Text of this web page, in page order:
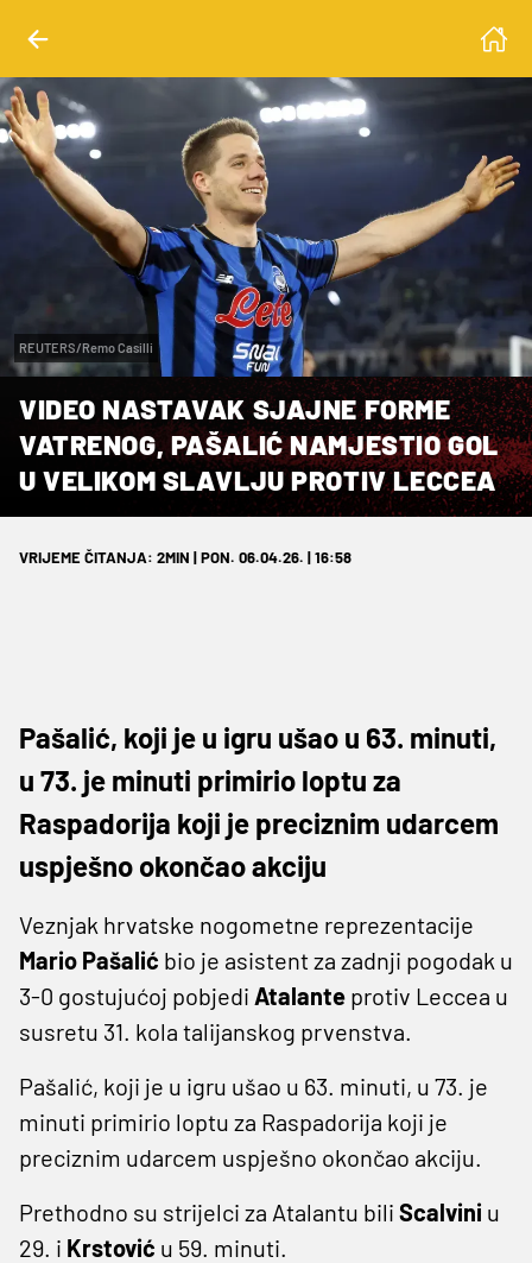
REUTERS/Remo Casilli
VIDEO NASTAVAK SJAJNE FORME
VATRENOG, PAŠALIĆ NAMJESTIO GOL
U VELIKOM SLAVLJU PROTIV LECCEA
VRIJEME ČITANJA: 2MIN | PON. 06.04.26. | 16:58
Pašalić, koji je u igru ušao u 63. minuti,
u 73. je minuti primirio loptu za
Raspadorija koji je preciznim udarcem
uspješno okončao akciju
Veznjak hrvatske nogometne reprezentacije
Mario Pašalić bio je asistent za zadnji pogodak u
3-0 gostujućoj pobjedi Atalante protiv Leccea u
susretu 31. kola talijanskog prvenstva.
Pašalić, koji je u igru ušao u 63. minuti, u 73. je
minuti primirio loptu za Raspadorija koji je
preciznim udarcem uspješno okončao akciju.
Prethodno su strijelci za Atalantu bili Scalvini u
29. i Krstović u 59. minuti.